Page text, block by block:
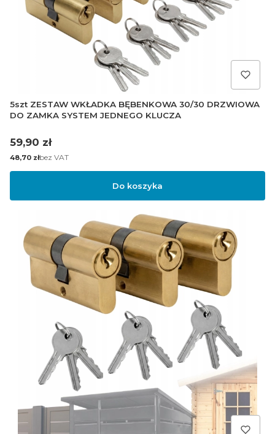
5szt ZESTAW WKŁADKA BĘBENKOWA 30/30 DRZWIOWA
DO ZAMKA SYSTEM JEDNEGO KLUCZA
Cena
59,90 zł
Cena
48,70 złbez VAT
Do koszyka